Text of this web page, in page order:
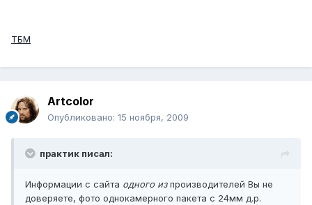
ТБМ
Artcolor
Опубликовано: 15 ноября, 2009
практик писал:
Информации с сайта одного изпроизводителей Вы не
доверяете, фото однокамерного пакета с 24мм д.р.